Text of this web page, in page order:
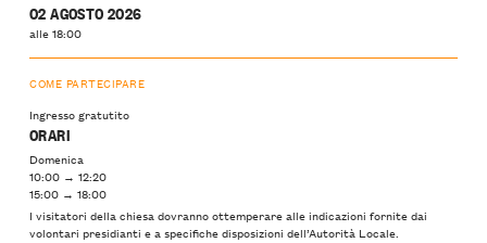
02 AGOSTO 2026
alle 18:00
COME PARTECIPARE
Ingresso gratutito
ORARI
Domenica
10:00 → 12:20
15:00 → 18:00
I visitatori della chiesa dovranno ottemperare alle indicazioni fornite dai
volontari presidianti e a specifiche disposizioni dell’Autorità Locale.